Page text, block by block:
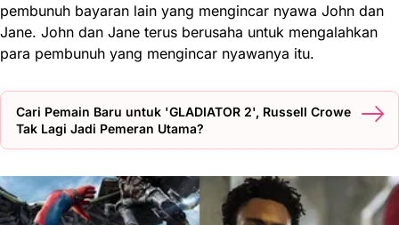
pembunuh bayaran lain yang mengincar nyawa John dan
Jane. John dan Jane terus berusaha untuk mengalahkan
para pembunuh yang mengincar nyawanya itu.
Cari Pemain Baru untuk 'GLADIATOR 2', Russell Crowe
Tak Lagi Jadi Pemeran Utama?